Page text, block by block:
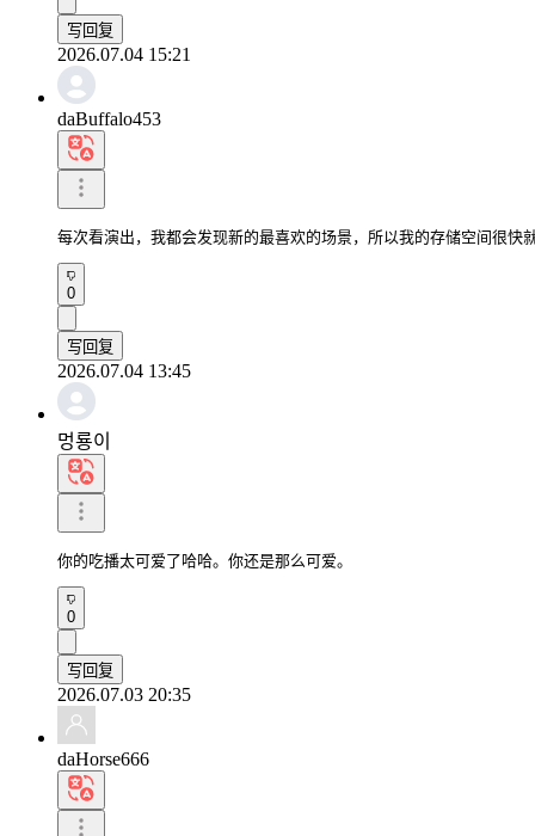
写回复
2026.07.04 15:21
daBuffalo453
每次看演出，我都会发现新的最喜欢的场景，所以我的存储空间很快
0
写回复
2026.07.04 13:45
멍룡이
你的吃播太可爱了哈哈。你还是那么可爱。
0
写回复
2026.07.03 20:35
daHorse666